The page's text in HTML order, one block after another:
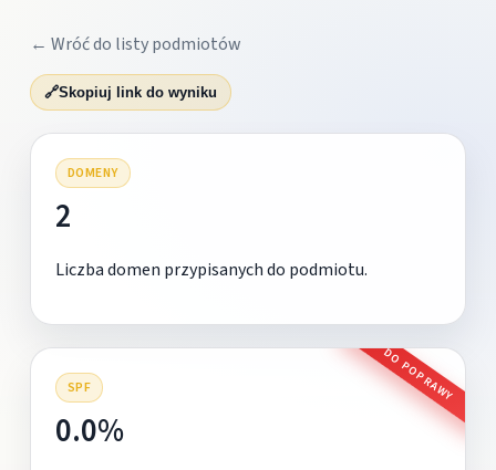
← Wróć do listy podmiotów
🔗Skopiuj link do wyniku
DOMENY
2
Liczba domen przypisanych do podmiotu.
SPF DO POPRAWY
0.0%